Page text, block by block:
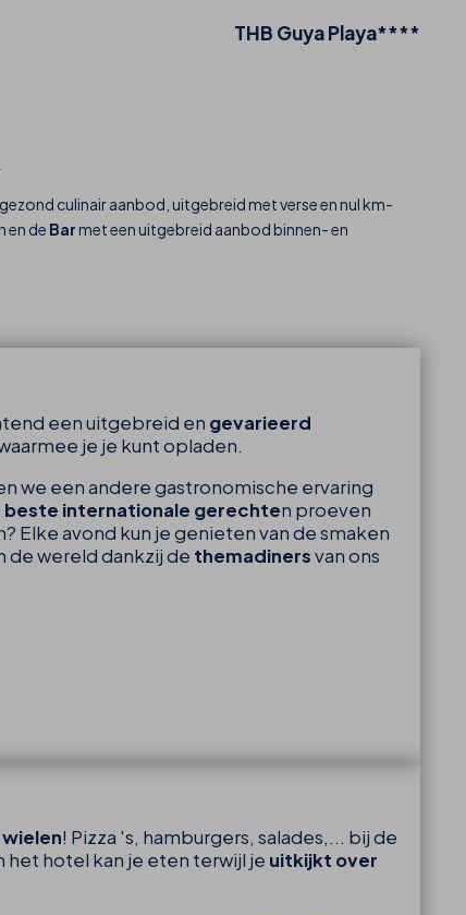
THB Guya Playa****
gezond culinair aanbod, uitgebreid met verse en nul km-
en de Barmet een uitgebreid aanbod binnen- en
een uitgebreid en gevarieerd
je je kunt opladen.
we een andere gastronomische ervaring
beste internationale gerechten proeven
Elke avond kun je genieten van de smaken
de wereld dankzij de themadinersvan ons
! Pizza 's, hamburgers, salades,... bij de
hotel kan je eten terwijl je uitkijkt over